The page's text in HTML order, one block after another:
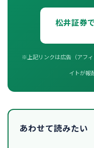
松井証券
※上記リンクは広告（アフ
イトが報
あわせて読みたい